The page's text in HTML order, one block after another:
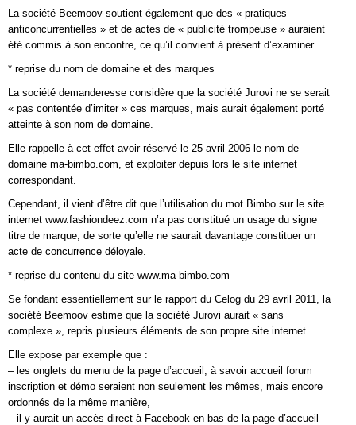
La société Beemoov soutient également que des « pratiques
anticoncurrentielles » et de actes de « publicité trompeuse » auraient
été commis à son encontre, ce qu’il convient à présent d’examiner.
* reprise du nom de domaine et des marques
La société demanderesse considère que la société Jurovi ne se serait
« pas contentée d’imiter » ces marques, mais aurait également porté
atteinte à son nom de domaine.
Elle rappelle à cet effet avoir réservé le 25 avril 2006 le nom de
domaine ma-bimbo.com, et exploiter depuis lors le site internet
correspondant.
Cependant, il vient d’être dit que l’utilisation du mot Bimbo sur le site
internet www.fashiondeez.com n’a pas constitué un usage du signe
titre de marque, de sorte qu’elle ne saurait davantage constituer un
acte de concurrence déloyale.
* reprise du contenu du site www.ma-bimbo.com
Se fondant essentiellement sur le rapport du Celog du 29 avril 2011, la
société Beemoov estime que la société Jurovi aurait « sans
complexe », repris plusieurs éléments de son propre site internet.
Elle expose par exemple que :
– les onglets du menu de la page d’accueil, à savoir accueil forum
inscription et démo seraient non seulement les mêmes, mais encore
ordonnés de la même manière,
– il y aurait un accès direct à Facebook en bas de la page d’accueil